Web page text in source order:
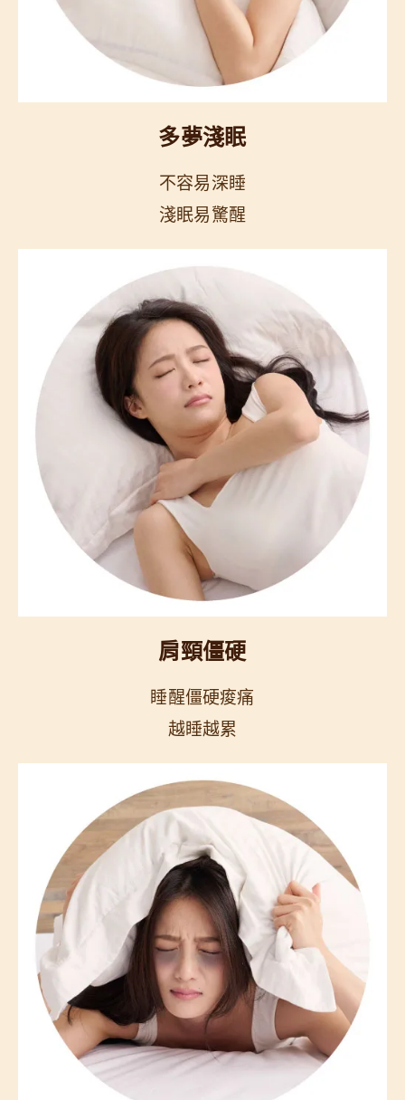
多夢淺眠
不容易深睡
淺眠易驚醒
肩頸僵硬
睡醒僵硬痠痛
越睡越累